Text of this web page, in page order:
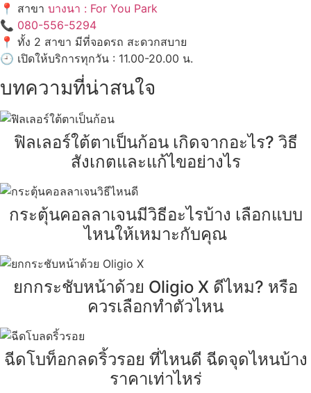
📍 สาขา บางนา : For You Park
📞 080-556-5294
📍 ทั้ง 2 สาขา มีที่จอดรถ สะดวกสบาย
🕘 เปิดให้บริการทุกวัน : 11.00-20.00 น.
บทความที่น่าสนใจ
ฟิลเลอร์ใต้ตาเป็นก้อน เกิดจากอะไร? วิธี
สังเกตและแก้ไขอย่างไร
กระตุ้นคอลลาเจนมีวิธีอะไรบ้าง เลือกแบบ
ไหนให้เหมาะกับคุณ
ยกกระชับหน้าด้วย Oligio X ดีไหม? หรือ
ควรเลือกทำตัวไหน
ฉีดโบท็อกลดริ้วรอย ที่ไหนดี ฉีดจุดไหนบ้าง
ราคาเท่าไหร่